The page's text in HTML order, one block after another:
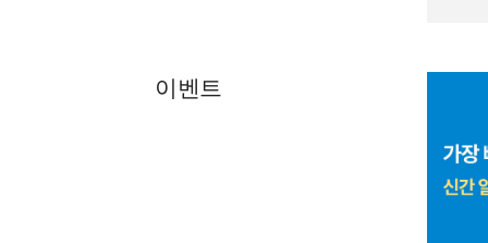
이벤트